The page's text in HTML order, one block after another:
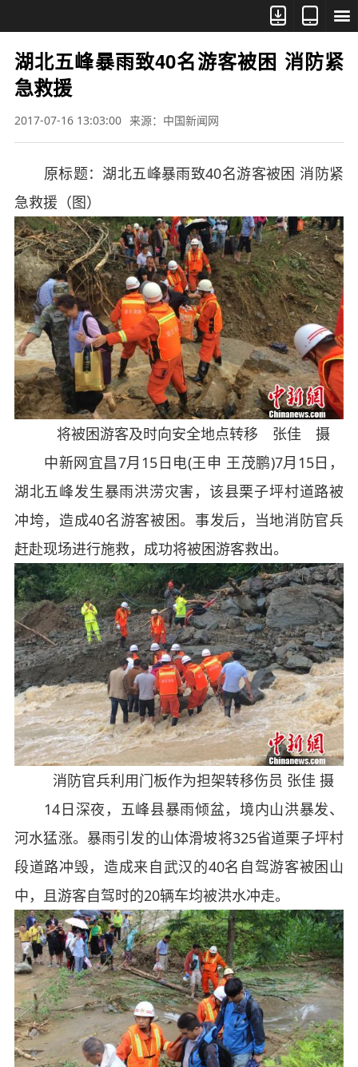



湖北五峰暴雨致40名游客被困 消防紧
急救援
2017-07-16 13:03:00 来源：中国新闻网
原标题：湖北五峰暴雨致40名游客被困 消防紧
急救援（图）
将被困游客及时向安全地点转移 张佳 摄
中新网宜昌7月15日电(王申 王茂鹏)7月15日，
湖北五峰发生暴雨洪涝灾害，该县栗子坪村道路被
冲垮，造成40名游客被困。事发后，当地消防官兵
赶赴现场进行施救，成功将被困游客救出。
消防官兵利用门板作为担架转移伤员 张佳 摄
14日深夜，五峰县暴雨倾盆，境内山洪暴发、
河水猛涨。暴雨引发的山体滑坡将325省道栗子坪村
段道路冲毁，造成来自武汉的40名自驾游客被困山
中，且游客自驾时的20辆车均被洪水冲走。